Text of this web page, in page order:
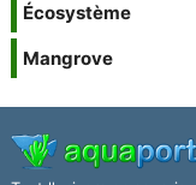
Écosystème
Mangrove